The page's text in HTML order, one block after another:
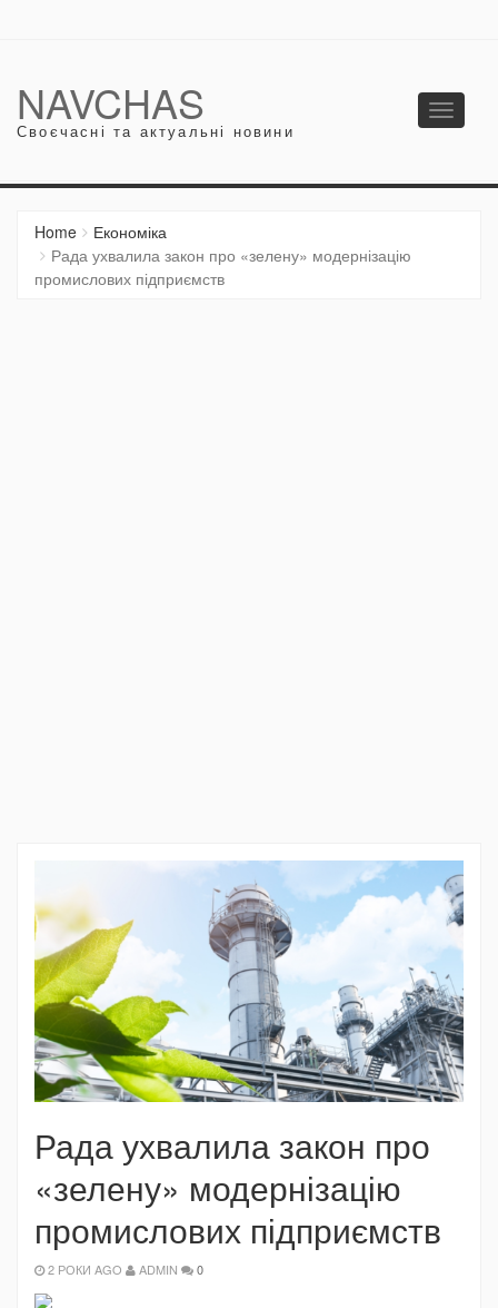
NAVCHAS
Своєчасні та актуальні новини
Toggle
Home
Економіка
Рада ухвалила закон про «зелену» модернізацію
промислових підприємств
Рада ухвалила закон про
«зелену» модернізацію
промислових підприємств
2 РОКИ AGO ADMIN 0